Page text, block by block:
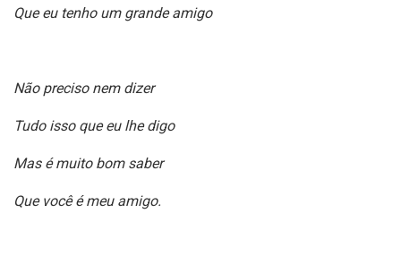
Que eu tenho um grande amigo
Não preciso nem dizer
Tudo isso que eu lhe digo
Mas é muito bom saber
Que você é meu amigo.